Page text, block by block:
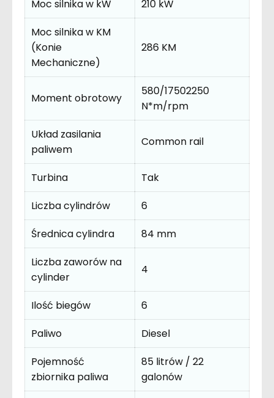
Moc silnika w kW
210 kW
Moc silnika w KM
(Konie
Mechaniczne)
286 KM
Moment obrotowy
580/17502250
N*m/rpm
Układ zasilania
paliwem
Common rail
Turbina
Tak
Liczba cylindrów
6
Średnica cylindra
84 mm
Liczba zaworów na
cylinder
4
Ilość biegów
6
Paliwo
Diesel
Pojemność
zbiornika paliwa
85 litrów / 22
galonów